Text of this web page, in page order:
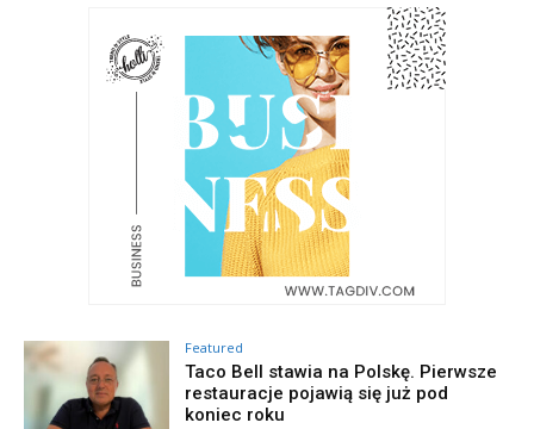
Featured
Taco Bell stawia na Polskę. Pierwsze
restauracje pojawią się już pod
koniec roku